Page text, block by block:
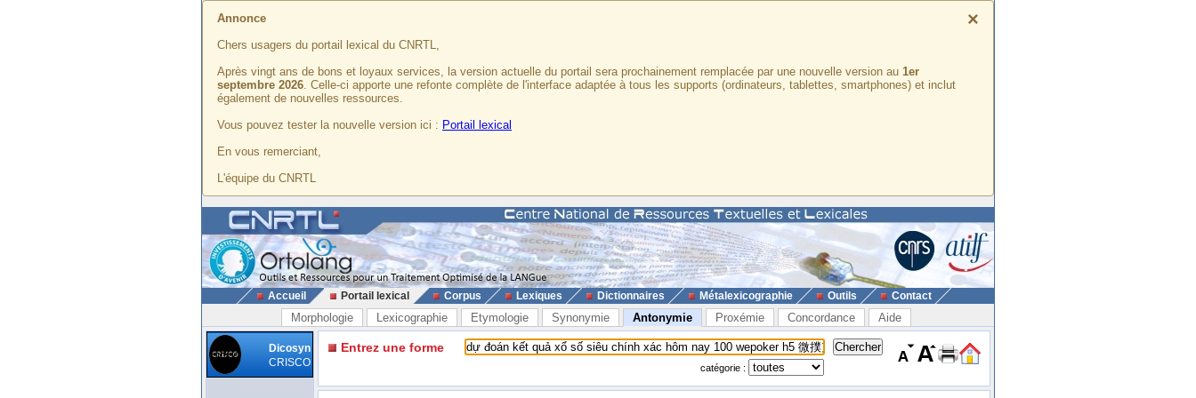
×
Annonce
Chers usagers du portail lexical du CNRTL,
Après vingt ans de bons et loyaux services, la version actuelle du portail sera prochainement remplacée par une nouvelle version au 1er
septembre 2026. Celle-ci apporte une refonte complète de l'interface adaptée à tous les supports (ordinateurs, tablettes, smartphones) et inclut
également de nouvelles ressources.
Vous pouvez tester la nouvelle version ici : Portail lexical
En vous remerciant,
L'équipe du CNRTL
Accueil Portail lexical Corpus Lexiques Dictionnaires Métalexicographie Outils Contact
Morphologie Lexicographie Etymologie Synonymie Antonymie Proxémie Concordance Aide
Dicosyn
CRISCO
Entrez une forme
catégorie :